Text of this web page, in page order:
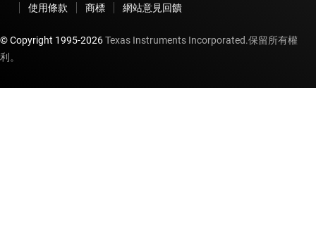
使用條款
商標 網站意見回饋
© Copyright 1995-2026Texas Instruments Incorporated.保留所有權
利。